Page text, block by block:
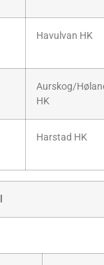
Havulvan HK
Aurskog/
HK
Harstad HK